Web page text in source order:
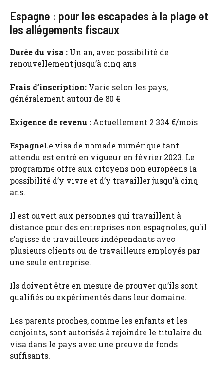
Espagne : pour les escapades à la plage et
les allégements fiscaux
Durée du visa : Un an, avec possibilité de
renouvellement jusqu’à cinq ans
Frais d’inscription: Varie selon les pays,
généralement autour de 80 €
Exigence de revenu : Actuellement 2 334 €/mois
EspagneLe visa de nomade numérique tant
attendu est entré en vigueur en février 2023. Le
programme offre aux citoyens non européens la
possibilité d’y vivre et d’y travailler jusqu’à cinq
ans.
Il est ouvert aux personnes qui travaillent à
distance pour des entreprises non espagnoles, qu’il
s’agisse de travailleurs indépendants avec
plusieurs clients ou de travailleurs employés par
une seule entreprise.
Ils doivent être en mesure de prouver qu’ils sont
qualifiés ou expérimentés dans leur domaine.
Les parents proches, comme les enfants et les
conjoints, sont autorisés à rejoindre le titulaire du
visa dans le pays avec une preuve de fonds
suffisants.